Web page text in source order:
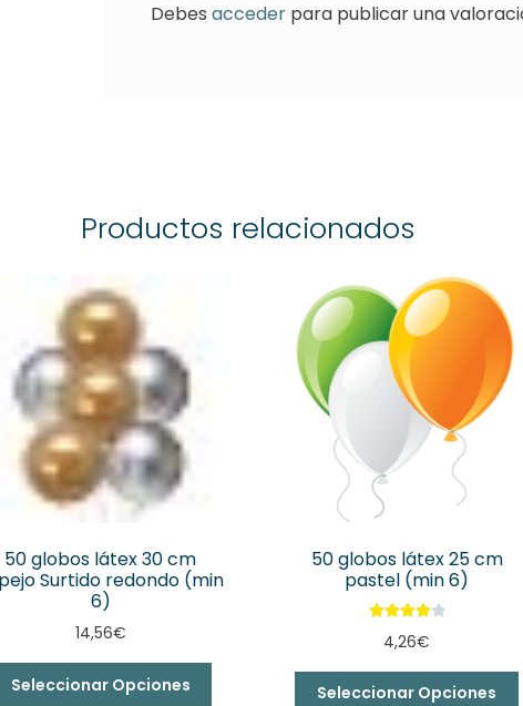
Debes accederpara publicar una
Productos relacionados
50 globos látex 30 cm
Surtido redondo (min
6)
14,56€
Seleccionar Opciones
50 globos látex 25 cm
pastel (min 6)
con4.00
de 5
4,26€
Seleccionar Opciones